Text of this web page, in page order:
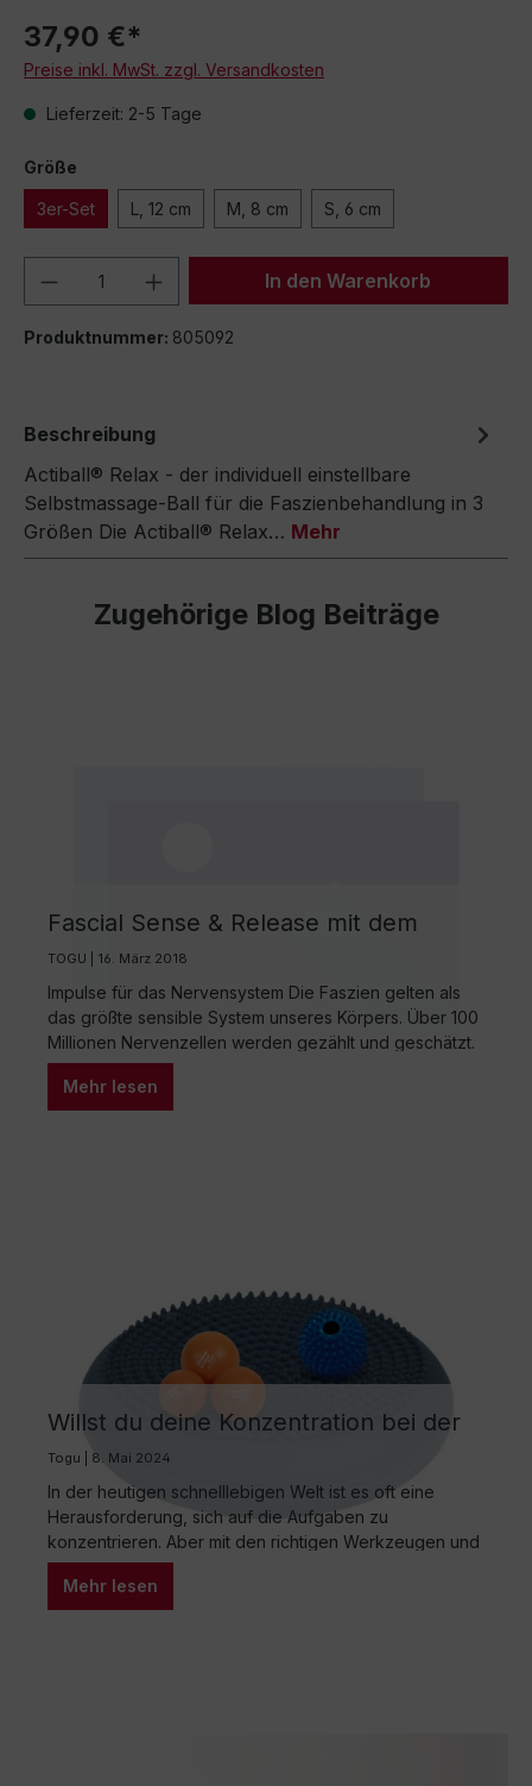
37,90 €*
Preise inkl. MwSt. zzgl. Versandkosten
Lieferzeit: 2-5 Tage
Größe
3er-Set L, 12 cm M, 8 cm S, 6 cm
Produkt Anzahl: Gib denIn den Warenkorb
Produktnummer: 805092
Beschreibung
Actiball® Relax - der individuell einstellbare
Selbstmassage-Ball für die Faszienbehandlung in 3
Größen Die Actiball® Relax… Mehr
Zugehörige Blog Beiträge
Fascial Sense & Release mit dem
Actiball® Relax
TOGU | 16. März 2018
Impulse für das Nervensystem Die Faszien gelten als
das größte sensible System unseres Körpers. Über 100
Millionen Nervenzellen werden gezählt und geschätzt.
Man sagt 80% aller Sensoren liegen in faszialen
Strukturen. Eine besondere Sensorendichte finden wir
in den subkutanen Schichten direkt unter unserer Haut.
Mehr lesen
Willst du deine Konzentration bei der
Arbeit steigern? Entdecke neue
Möglichkeiten mit TOGU-Produkten!!
Togu | 8. Mai 2024
In der heutigen schnelllebigen Welt ist es oft eine
Herausforderung, sich auf die Aufgaben zu
konzentrieren. Aber mit den richtigen Werkzeugen und
Techniken kannst du deine Produktivität und
Konzentration steigern. Hier ein paar Tipps, wie du mit
TOGU-Produkten deine Konzentration am Arbeitsplatz
Mehr lesen